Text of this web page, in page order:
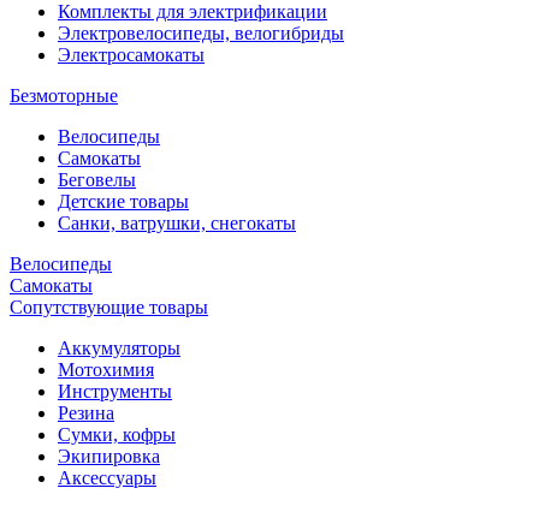
Комплекты для электрификации
Электровелосипеды, велогибриды
Электросамокаты
Безмоторные
Велосипеды
Самокаты
Беговелы
Детские товары
Санки, ватрушки, снегокаты
Велосипеды
Самокаты
Сопутствующие товары
Аккумуляторы
Мотохимия
Инструменты
Резина
Сумки, кофры
Экипировка
Аксессуары